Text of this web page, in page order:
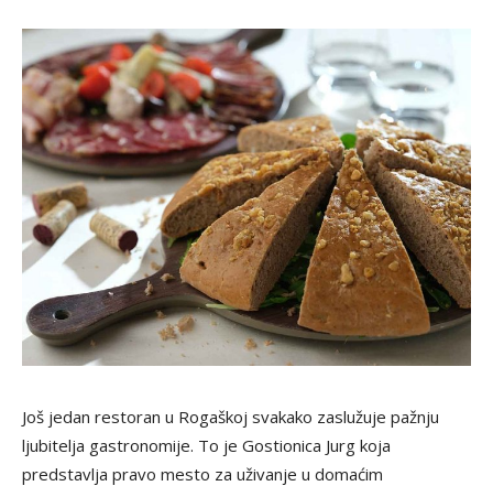
Još jedan restoran u Rogaškoj svakako zaslužuje pažnju
ljubitelja gastronomije. To je Gostionica Jurg koja
predstavlja pravo mesto za uživanje u domaćim